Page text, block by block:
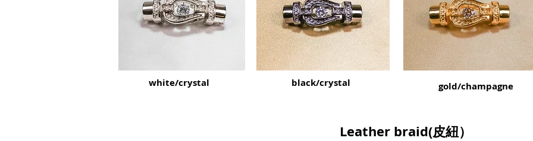
white/crystal black/crystal gold/champagne
Leather braid(皮紐）